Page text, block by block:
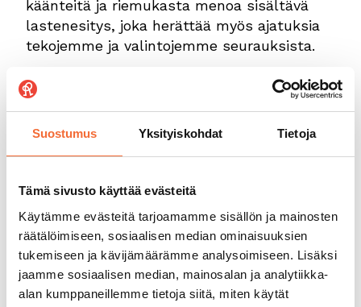
Suostumus Yksityiskohdat Tietoja
Tämä sivusto käyttää evästeitä
Käytämme evästeitä tarjoamamme sisällön ja mainosten
räätälöimiseen, sosiaalisen median ominaisuuksien
tukemiseen ja kävijämäärämme analysoimiseen. Lisäksi
jaamme sosiaalisen median, mainosalan ja analytiikka-
alan kumppaneillemme tietoja siitä, miten käytät
käänteitä ja riemukasta menoa sisältävä
lastenesitys, joka herättää myös ajatuksia
tekojemme ja valintojemme seurauksista.
Käsikirjoitus, ohjaus ja koreografia Antti
Silvennoinen
Musiikki Markus Rantanen
Valosuunnittelu Christian Hernberg
Öhman
Ensi-ilta la 16.1.2021 klo 16 Tanssiteatteri
Raatikossa
Lisätiedot:
Koreografi Antti Silvennoinen, puh 050 539